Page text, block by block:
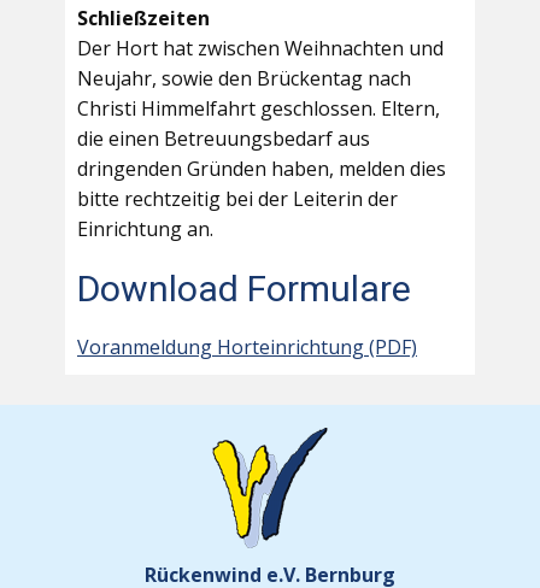
Schließzeiten
Der Hort hat zwischen Weihnachten und
Neujahr, sowie den Brückentag nach
Christi Himmelfahrt geschlossen. Eltern,
die einen Betreuungsbedarf aus
dringenden Gründen haben, melden dies
bitte rechtzeitig bei der Leiterin der
Einrichtung an.
Download Formulare
Voranmeldung Horteinrichtung (PDF)
Rückenwind e.V. Bernburg